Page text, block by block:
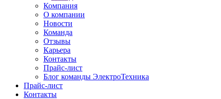
Компания
О компании
Новости
Команда
Отзывы
Карьера
Контакты
Прайс-лист
Блог команды ЭлектроТехника
Прайс-лист
Контакты